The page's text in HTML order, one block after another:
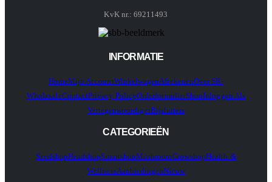
KvK nr.: 69211493
INFORMATIE
HomeMijn AccountWinkelwagenAfrekenenOver SR-
WholesaleContactPrivacy PolicyOrderformulierShopInloggen Als
VertegenwoordigerBijsluiters
CATEGORIEËN
SeedshopHeadshopSmartshopMushroomGrowshopHealth &
WellnessAanbiedingenNieuw